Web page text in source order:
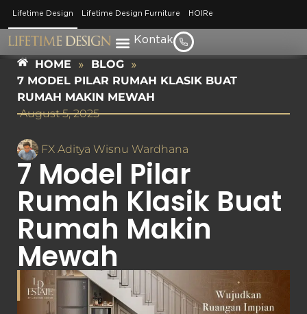
Lifetime Design Lifetime Design Furniture HOIRe
Kontak
HOME » BLOG »
7 MODEL PILAR RUMAH KLASIK BUAT
RUMAH MAKIN MEWAH
August 5, 2025
FX Aditya Wisnu Wardhana
7 Model Pilar
Rumah Klasik Buat
Rumah Makin
Mewah